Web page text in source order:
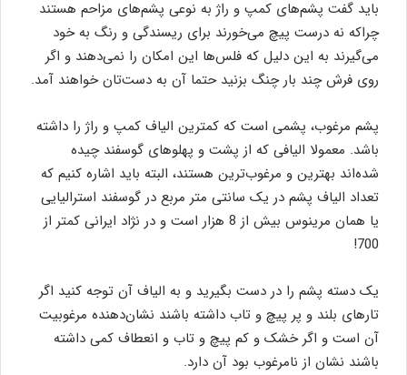
باید گفت پشم‌های کمپ و راژ به نوعی پشم‌های مزاحم هستند
چراکه نه درست پیچ می‌خورند برای ریسندگی و رنگ به خود
می‌گیرند به این دلیل که فلس‌ها این امکان را نمی‌دهند و اگر
روی فرش چند بار چنگ بزنید حتما آن به دست‌تان خواهند آمد.
پشم مرغوب، پشمی است که کمترین الیاف کمپ و راژ را داشته
باشد. معمولا الیافی که از پشت و پهلوهای گوسفند چیده
شده‌اند بهترین و مرغوب‌ترین هستند، البته باید اشاره کنیم که
تعداد الیاف پشم در یک سانتی متر مربع در گوسفند استرالیایی
یا همان مرینوس بیش از 8 هزار است و در نژاد ایرانی کمتر از
700!
یک دسته پشم را در دست بگیرید و به الیاف آن توجه کنید اگر
تارهای بلند و پر پیچ و تاب داشته باشند نشان‌دهنده مرغوبیت
آن است و اگر خشک و کم پیچ و تاب و انعطاف کمی داشته
باشند نشان از نامرغوب بود آن دارد.